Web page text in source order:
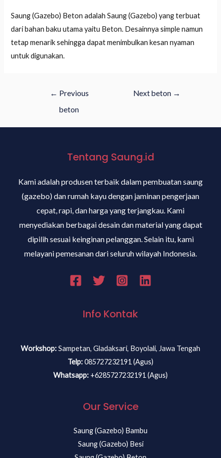
Saung (Gazebo) Beton adalah Saung (Gazebo) yang terbuat
dari bahan baku utama yaitu Beton. Desainnya simple namun
tetap menarik sehingga dapat menimbulkan kesan nyaman
untuk digunakan.
← Previous
beton
Next beton →
Tentang Saung.id
Kami adalah produsen terbaik dalam pembuatan saung
(gazebo) dan rumah kayu dengan jaminan pengerjaan
cepat, rapi, dan harga yang terjangkau. Kami
menyediakan berbagai desain dan material yang dapat
dipilih sesuai keinginan pelanggan. Selain itu, kami
melayani pemesanan dari seluruh wilayah Indonesia.
Info Kontak
Workshop:Sampetan, Gladaksari, Boyolali, Jawa Tengah
Telp:085727232191 (Agus)
Whatsapp: +6285727232191 (Agus)
Our Service
Saung (Gazebo) Bambu
Saung (Gazebo) Besi